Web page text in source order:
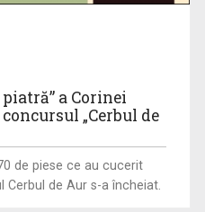
a Corinei
„Cerbul de
de piese ce au cucerit
Cerbul de Aur s-a încheiat.